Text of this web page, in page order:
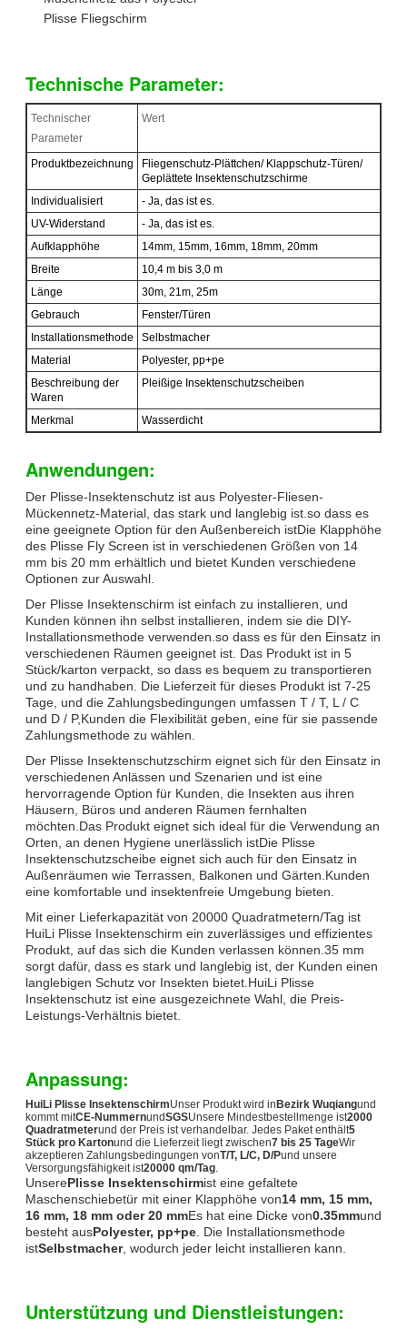
Plisse Fliegschirm
Technische Parameter:
Technischer
Parameter
Wert
Produktbezeichnung
Fliegenschutz-Plättchen/ Klappschutz-Türen/
Geplättete Insektenschutzschirme
Individualisiert
- Ja, das ist es.
UV-Widerstand
- Ja, das ist es.
Aufklapphöhe
14mm, 15mm, 16mm, 18mm, 20mm
Breite
10,4 m bis 3,0 m
Länge
30m, 21m, 25m
Gebrauch
Fenster/Türen
Installationsmethode
Selbstmacher
Material
Polyester, pp+pe
Beschreibung der
Waren
Pleißige Insektenschutzscheiben
Merkmal Wasserdicht
Anwendungen:
Der Plisse-Insektenschutz ist aus Polyester-Fliesen-
Mückennetz-Material, das stark und langlebig ist.so dass es
eine geeignete Option für den Außenbereich istDie Klapphöhe
des Plisse Fly Screen ist in verschiedenen Größen von 14
mm bis 20 mm erhältlich und bietet Kunden verschiedene
Optionen zur Auswahl.
Der Plisse Insektenschirm ist einfach zu installieren, und
Kunden können ihn selbst installieren, indem sie die DIY-
Installationsmethode verwenden.so dass es für den Einsatz in
verschiedenen Räumen geeignet ist. Das Produkt ist in 5
Stück/karton verpackt, so dass es bequem zu transportieren
und zu handhaben. Die Lieferzeit für dieses Produkt ist 7-25
Tage, und die Zahlungsbedingungen umfassen T / T, L / C
und D / P,Kunden die Flexibilität geben, eine für sie passende
Zahlungsmethode zu wählen.
Der Plisse Insektenschutzschirm eignet sich für den Einsatz in
verschiedenen Anlässen und Szenarien und ist eine
hervorragende Option für Kunden, die Insekten aus ihren
Häusern, Büros und anderen Räumen fernhalten
möchten.Das Produkt eignet sich ideal für die Verwendung an
Orten, an denen Hygiene unerlässlich istDie Plisse
Insektenschutzscheibe eignet sich auch für den Einsatz in
Außenräumen wie Terrassen, Balkonen und Gärten.Kunden
eine komfortable und insektenfreie Umgebung bieten.
Mit einer Lieferkapazität von 20000 Quadratmetern/Tag ist
HuiLi Plisse Insektenschirm ein zuverlässiges und effizientes
Produkt, auf das sich die Kunden verlassen können.35 mm
sorgt dafür, dass es stark und langlebig ist, der Kunden einen
langlebigen Schutz vor Insekten bietet.HuiLi Plisse
Insektenschutz ist eine ausgezeichnete Wahl, die Preis-
Leistungs-Verhältnis bietet.
Anpassung:
HuiLi Plisse InsektenschirmUnser Produkt wird inBezirk Wuqiangund
kommt mitCE-NummernundSGSUnsere Mindestbestellmenge ist2000
Quadratmeterund der Preis ist verhandelbar. Jedes Paket enthält5
Stück pro Kartonund die Lieferzeit liegt zwischen7 bis 25 TageWir
akzeptieren Zahlungsbedingungen vonT/T, L/C, D/Pund unsere
Versorgungsfähigkeit ist20000 qm/Tag.
UnserePlisse Insektenschirmist eine gefaltete
Maschenschiebetür mit einer Klapphöhe von14 mm, 15 mm,
16 mm, 18 mm oder 20 mmEs hat eine Dicke von0.35mmund
besteht ausPolyester, pp+pe . Die Installationsmethode
istSelbstmacher, wodurch jeder leicht installieren kann.
Unterstützung und Dienstleistungen: